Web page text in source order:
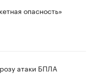
опасность»
атаки БПЛА